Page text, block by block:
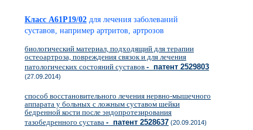
Класс A61P19/02 для лечения заболеваний
суставов, например артритов, артрозов
биологический материал, подходящий для терапии
остеоартроза, повреждения связок и для лечения
патологических состояний суставов - патент 2529803
(27.09.2014)
способ восстановительного лечения нервно-мышечного
аппарата у больных с ложным суставом шейки
бедренной кости после эндопротезирования
тазобедренного сустава - патент 2528637 (20.09.2014)